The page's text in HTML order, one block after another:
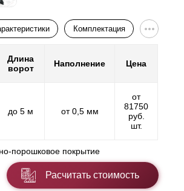
Комплектация
Длина
ворот
Наполнение Цена
до 5 м от 0,5 мм
от
81750
руб.
шт.
порошковое покрытие
Расчитать стоимость